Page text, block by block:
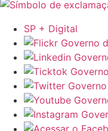
SP + Digital